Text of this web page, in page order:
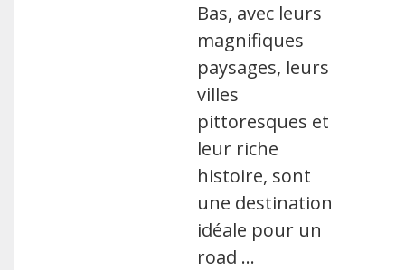
Bas, avec leurs
magnifiques
paysages, leurs
villes
pittoresques et
leur riche
histoire, sont
une destination
idéale pour un
road …